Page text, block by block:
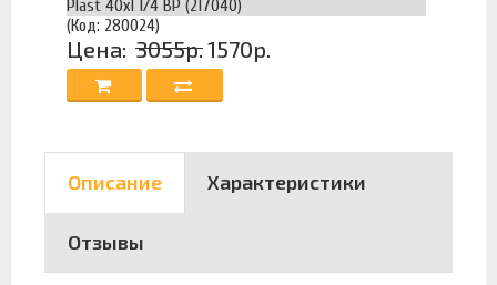
Plast 40х1 1/4 ВР (217040)
(Код: 280024)
Цена: 3055р.1570р.
Описание Характеристики
Отзывы